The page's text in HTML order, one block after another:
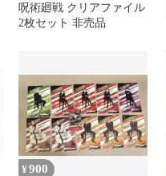
呪術廻戦 クリアファイル
2枚セット 非売品
¥900